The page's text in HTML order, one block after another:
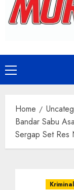
Primary
Menu
Home
Bandar Sabu
Sergap Set Res
Kriminal